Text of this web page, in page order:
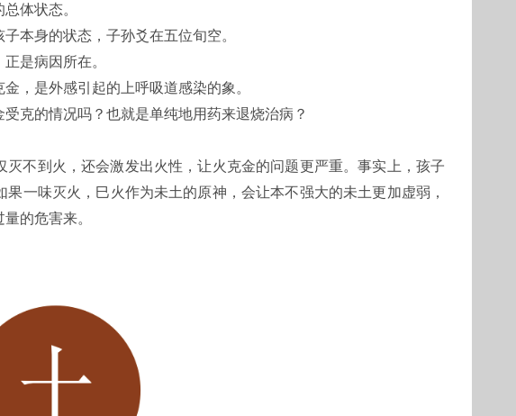
体状态。
本身的状态，子孙爻在五位旬空。
是病因所在。
，是外感引起的上呼吸道感染的象。
克的情况吗？也就是单纯地用药来退烧治病？
不到火，还会激发出火性，让火克金的问题更严重。事实上，孩子
一味灭火，巳火作为未土的原神，会让本不强大的未土更加虚弱，
的危害来。